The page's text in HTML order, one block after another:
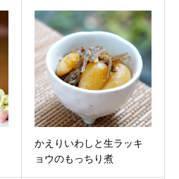
かえりいわしと生ラッキ
ョウのもっちり煮